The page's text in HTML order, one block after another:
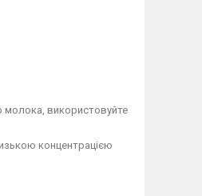
молока, використовуйте
концентрацією